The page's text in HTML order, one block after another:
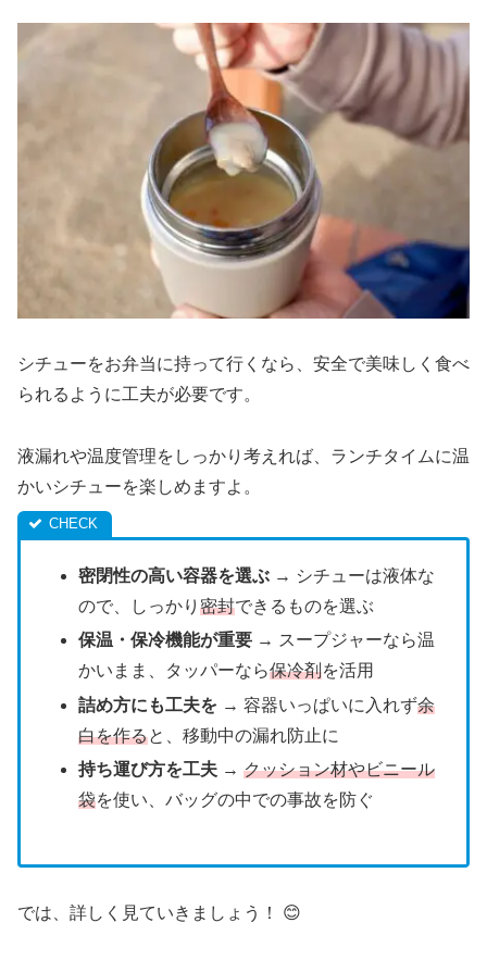
シチューをお弁当に持って行くなら、安全で美味しく食べ
られるように工夫が必要です。
液漏れや温度管理をしっかり考えれば、ランチタイムに温
かいシチューを楽しめますよ。
密閉性の高い容器を選ぶ → シチューは液体な
ので、しっかり密封できるものを選ぶ
保温・保冷機能が重要 → スープジャーなら温
かいまま、タッパーなら保冷剤を活用
詰め方にも工夫を → 容器いっぱいに入れず余
白を作ると、移動中の漏れ防止に
持ち運び方を工夫 →クッション材やビニール
袋を使い、バッグの中での事故を防ぐ
では、詳しく見ていきましょう！ 😊